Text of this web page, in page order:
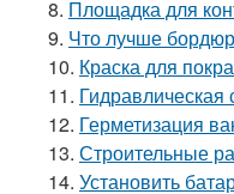
8. Площадка для
9. Что лучше
10. Краска для
11.
12. Герметизация
13. Строительные
14. Установить